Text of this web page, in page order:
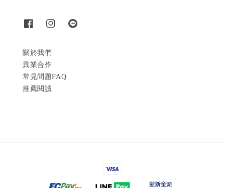
關於我們
異業合作
常見問題FAQ
推薦閱讀